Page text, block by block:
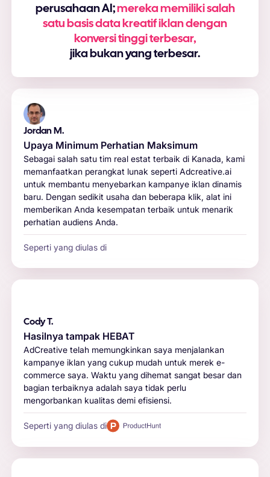
perusahaan AI;mereka memiliki salah
satu basis data kreatif iklan dengan
konversi tinggi terbesar,
jika bukan yang terbesar.
Jordan M.
Upaya Minimum Perhatian Maksimum
Sebagai salah satu tim real estat terbaik di Kanada, kami
memanfaatkan perangkat lunak seperti Adcreative.ai
untuk membantu menyebarkan kampanye iklan dinamis
baru. Dengan sedikit usaha dan beberapa klik, alat ini
memberikan Anda kesempatan terbaik untuk menarik
perhatian audiens Anda.
Seperti yang diulas di
Cody T.
Hasilnya tampak HEBAT
AdCreative telah memungkinkan saya menjalankan
kampanye iklan yang cukup mudah untuk merek e-
commerce saya. Waktu yang dihemat sangat besar dan
bagian terbaiknya adalah saya tidak perlu
mengorbankan kualitas demi efisiensi.
Seperti yang diulas di